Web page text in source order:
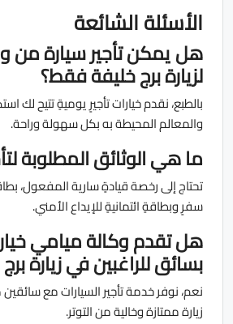
الأسئلة الشائعة
هل يمكن تأجير سيارة من
لزيارة برج خليفة فقط؟
بالطبع، نقدم خيارات تأجيرٍ يوميةٍ تتيح لك
والمعالم المحيطة به بكل سهولة وراحة.
ما هي الوثائق المطلوبة
تحتاج إلى رخصة قيادةٍ سارية المفعول،
سفرٍ وبطاقةٍ ائتمانيةٍ للإيداع الأمني.
هل تقدم وكالة ميامي
بسائق للراغبين في زيارة
نعم، نوفر خدمة تأجير السيارات مع سائقين
زيارة ممتازة وخالية من التوتر.